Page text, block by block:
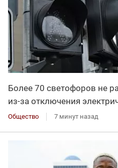
Более 70 светофоров не
из-за отключения
Общество 7 минут назад